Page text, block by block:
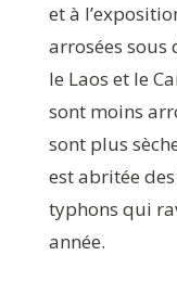
et à
arrosées sous
le Laos et le
sont moins
sont plus
est abritée
typhons qui
année.